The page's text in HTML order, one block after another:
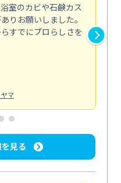
室のカビや石鹸カス
りお願いしました。
すでにプロらしさを
マ
見る